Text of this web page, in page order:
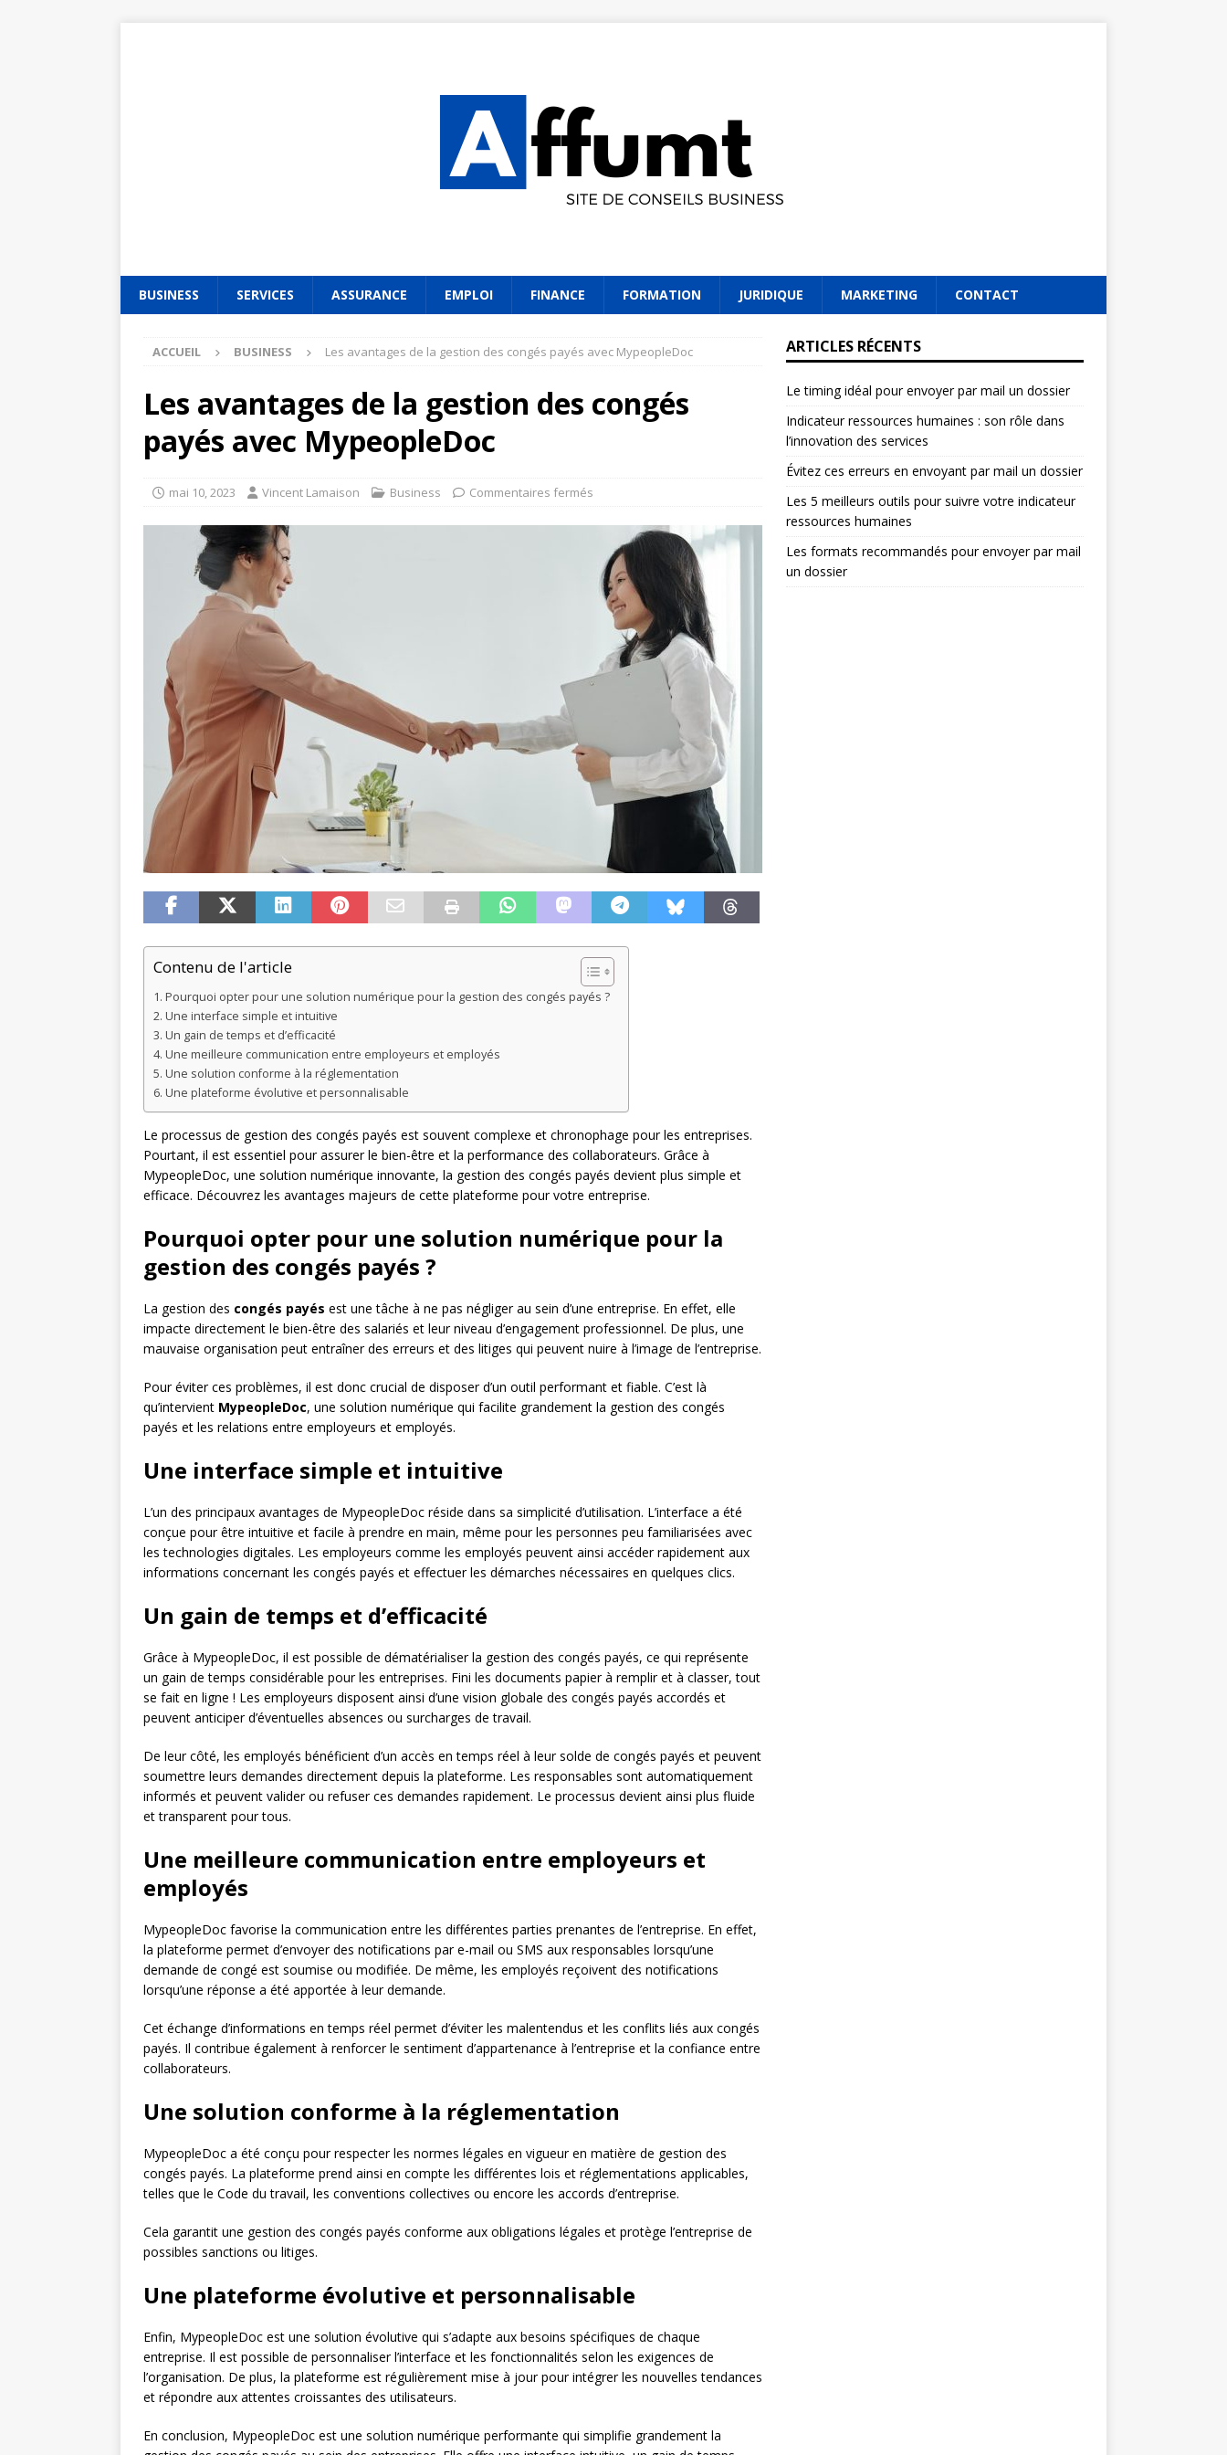
BUSINESS SERVICES ASSURANCE EMPLOI FINANCE FORMATION JURIDIQUE MARKETING CONTACT
ACCUEIL BUSINESS Les avantages de la gestion des congés payés avec MypeopleDoc
Les avantages de la gestion des congés
payés avec MypeopleDoc
mai 10, 2023 Vincent Lamaison Business Commentaires fermés
Contenu de l'article
Pourquoi opter pour une solution numérique pour la gestion des congés payés ?
Une interface simple et intuitive
Un gain de temps et d’efficacité
Une meilleure communication entre employeurs et employés
Une solution conforme à la réglementation
Une plateforme évolutive et personnalisable
Le processus de gestion des congés payés est souvent complexe et chronophage pour les entreprises.
Pourtant, il est essentiel pour assurer le bien-être et la performance des collaborateurs. Grâce à
MypeopleDoc, une solution numérique innovante, la gestion des congés payés devient plus simple et
efficace. Découvrez les avantages majeurs de cette plateforme pour votre entreprise.
Pourquoi opter pour une solution numérique pour la
gestion des congés payés ?
La gestion des congés payés est une tâche à ne pas négliger au sein d’une entreprise. En effet, elle
impacte directement le bien-être des salariés et leur niveau d’engagement professionnel. De plus, une
mauvaise organisation peut entraîner des erreurs et des litiges qui peuvent nuire à l’image de l’entreprise.
Pour éviter ces problèmes, il est donc crucial de disposer d’un outil performant et fiable. C’est là
qu’intervient MypeopleDoc, une solution numérique qui facilite grandement la gestion des congés
payés et les relations entre employeurs et employés.
Une interface simple et intuitive
L’un des principaux avantages de MypeopleDoc réside dans sa simplicité d’utilisation. L’interface a été
conçue pour être intuitive et facile à prendre en main, même pour les personnes peu familiarisées avec
les technologies digitales. Les employeurs comme les employés peuvent ainsi accéder rapidement aux
informations concernant les congés payés et effectuer les démarches nécessaires en quelques clics.
Un gain de temps et d’efficacité
Grâce à MypeopleDoc, il est possible de dématérialiser la gestion des congés payés, ce qui représente
un gain de temps considérable pour les entreprises. Fini les documents papier à remplir et à classer, tout
se fait en ligne ! Les employeurs disposent ainsi d’une vision globale des congés payés accordés et
peuvent anticiper d’éventuelles absences ou surcharges de travail.
De leur côté, les employés bénéficient d’un accès en temps réel à leur solde de congés payés et peuvent
soumettre leurs demandes directement depuis la plateforme. Les responsables sont automatiquement
informés et peuvent valider ou refuser ces demandes rapidement. Le processus devient ainsi plus fluide
et transparent pour tous.
Une meilleure communication entre employeurs et
employés
MypeopleDoc favorise la communication entre les différentes parties prenantes de l’entreprise. En effet,
la plateforme permet d’envoyer des notifications par e-mail ou SMS aux responsables lorsqu’une
demande de congé est soumise ou modifiée. De même, les employés reçoivent des notifications
lorsqu’une réponse a été apportée à leur demande.
Cet échange d’informations en temps réel permet d’éviter les malentendus et les conflits liés aux congés
payés. Il contribue également à renforcer le sentiment d’appartenance à l’entreprise et la confiance entre
collaborateurs.
Une solution conforme à la réglementation
MypeopleDoc a été conçu pour respecter les normes légales en vigueur en matière de gestion des
congés payés. La plateforme prend ainsi en compte les différentes lois et réglementations applicables,
telles que le Code du travail, les conventions collectives ou encore les accords d’entreprise.
Cela garantit une gestion des congés payés conforme aux obligations légales et protège l’entreprise de
possibles sanctions ou litiges.
Une plateforme évolutive et personnalisable
Enfin, MypeopleDoc est une solution évolutive qui s’adapte aux besoins spécifiques de chaque
entreprise. Il est possible de personnaliser l’interface et les fonctionnalités selon les exigences de
l’organisation. De plus, la plateforme est régulièrement mise à jour pour intégrer les nouvelles tendances
et répondre aux attentes croissantes des utilisateurs.
En conclusion, MypeopleDoc est une solution numérique performante qui simplifie grandement la
ARTICLES RÉCENTS
Le timing idéal pour envoyer par mail un dossier
Indicateur ressources humaines : son rôle dans
l’innovation des services
Évitez ces erreurs en envoyant par mail un dossier
Les 5 meilleurs outils pour suivre votre indicateur
ressources humaines
Les formats recommandés pour envoyer par mail
un dossier